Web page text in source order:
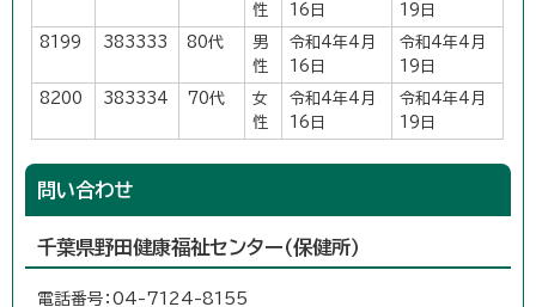
性
16日
19日
8199 383333 80代
男
性
令和4年4月
16日
令和4年4月
19日
8200 383334 70代
女
性
令和4年4月
16日
令和4年4月
19日
問い合わせ
千葉県野田健康福祉センター（保健所）
電話番号：04-7124-8155